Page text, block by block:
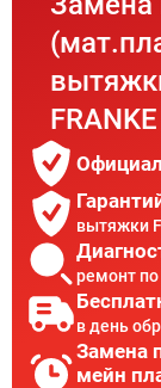
вытяжки
ремонт
в день
Замена
мейн